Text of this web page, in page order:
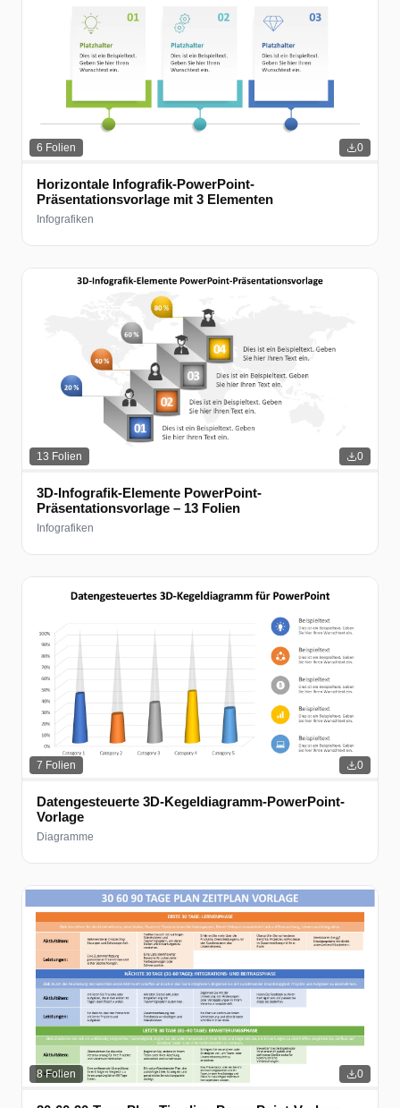
6 Folien 0
Horizontale Infografik-PowerPoint-
Präsentationsvorlage mit 3 Elementen
Infografiken
13 Folien 0
3D-Infografik-Elemente PowerPoint-
Präsentationsvorlage – 13 Folien
Infografiken
7 Folien 0
Datengesteuerte 3D-Kegeldiagramm-PowerPoint-
Vorlage
Diagramme
8 Folien 0